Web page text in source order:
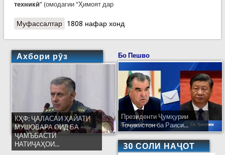
техникӣ” (омодагии “Ҳимоят дар
Муфассалтаро Кумитаи ҳолатҳои фавқулода: Мехоҳед дар
1808 нафар хонд
Ахбори рӯз
КҲФ: ҶАЛАСАИ ҲАЙАТИ
МУШОВАРА ОИД БА
ҶАМЪБАСТИ
НАТИҶАҲОИ...
Бо Пешво
Президенти Ҷумҳурии
Тоҷикистон ба Раиси...
30 СОЛИ НАҶОТ